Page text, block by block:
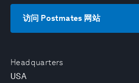
Headquarters
USA
访问 Postmates 网站